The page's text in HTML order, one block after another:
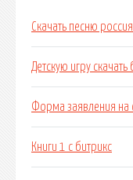
Скачать песню
Детскую игру скачать
Форма заявления на
Книги 1 с битрикс